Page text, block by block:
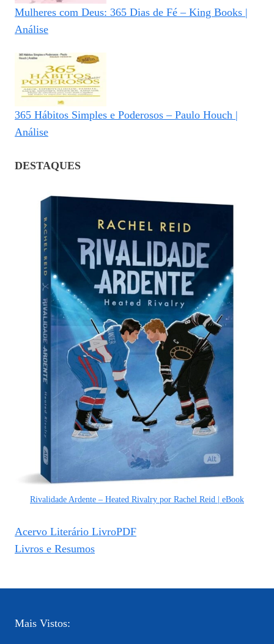
Mulheres com Deus: 365 Dias de Fé – King Books |
Análise
365 Hábitos Simples e Poderosos – Paulo Houch |
Análise
DESTAQUES
Rivalidade Ardente – Heated Rivalry por Rachel Reid | eBook
Acervo Literário LivroPDF
Livros e Resumos
Mais Vistos: